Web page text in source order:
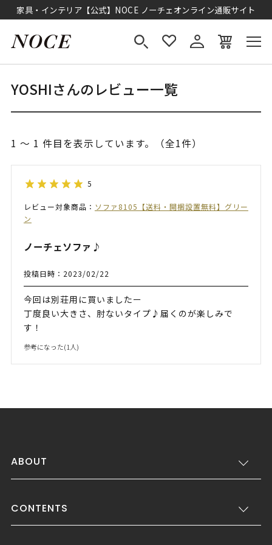
家具・インテリア【公式】NOCE ノーチェオンライン通販サイト
YOSHIさんのレビュー一覧
1 ～ 1 件目を表示しています。（全1件）
5
レビュー対象商品： ソファ8105【送料・開梱設置無料】グリー
ン
ノーチェソファ♪
投稿日時：2023/02/22
今回は別荘用に買いましたー
丁度良い大きさ、肘ないタイプ♪届くのが楽しみで
す！
参考になった(1人)
ABOUT
CONTENTS